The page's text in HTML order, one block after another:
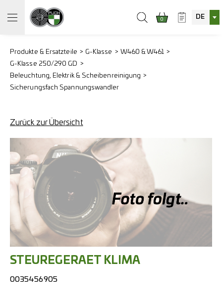
0 DE
Produkte & Ersatzteile G-Klasse
W460 & W461
G-Klasse 250/290 GD
Beleuchtung, Elektrik & Scheibenreinigung
Sicherungsfach Spannungswandler
Zurück zur Übersicht
STEUREGERAET KLIMA
0035456905